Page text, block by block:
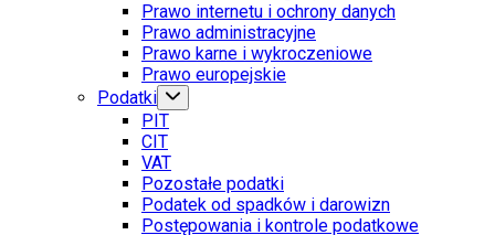
Prawo internetu i ochrony danych
Prawo administracyjne
Prawo karne i wykroczeniowe
Prawo europejskie
Podatki
PIT
CIT
VAT
Pozostałe podatki
Podatek od spadków i darowizn
Postępowania i kontrole podatkowe